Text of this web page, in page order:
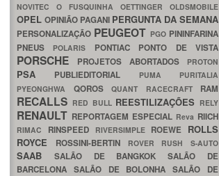
NOVITEC O FUSQUINHA OETTINGER OLDSMOBILE
OPEL OPINIÃO PAGANI PERGUNTA DA SEMANA
PERSONALIZAÇÃO PEUGEOT PGO PININFARINA
PNEUS
POLARIS PONTIAC PONTO DE VISTA
PORSCHE PROJETOS ABORTADOS PROTON
PSA PUBLIEDITORIAL PUMA PURITALIA
PYEONGHWA QOROS QUANT RACECRAFT RAM
RECALLS RED BULL REESTILIZAÇÕES RELY
RENAULT REPORTAGEM ESPECIAL Reva RIICH
RIMAC RINSPEED RIVERSIMPLE ROEWE ROLLS
ROYCE
ROSSINI-BERTIN ROVER RUSH S-AUTO
SAAB SALÃO DE BANGKOKSALÃO DE
BARCELONA SALÃO DE BOLONHASALÃO DE